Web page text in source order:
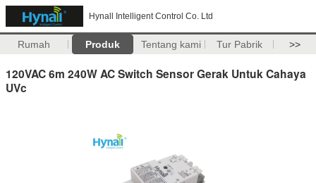
Hynall Intelligent Control Co. Ltd
Rumah Produk Tentang kami Tur Pabrik >>
120VAC 6m 240W AC Switch Sensor Gerak Untuk Cahaya
UVc